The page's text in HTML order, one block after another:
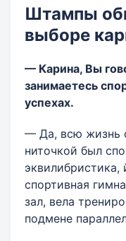
Штампы
выборе
— Карина, Вы
занимаетесь
успехах.
— Да, всю жизнь
ниточкой был
эквилибристика,
спортивная
зал, вела
подмене